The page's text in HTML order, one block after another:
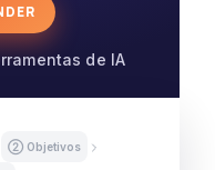
de IA
② Objetivos